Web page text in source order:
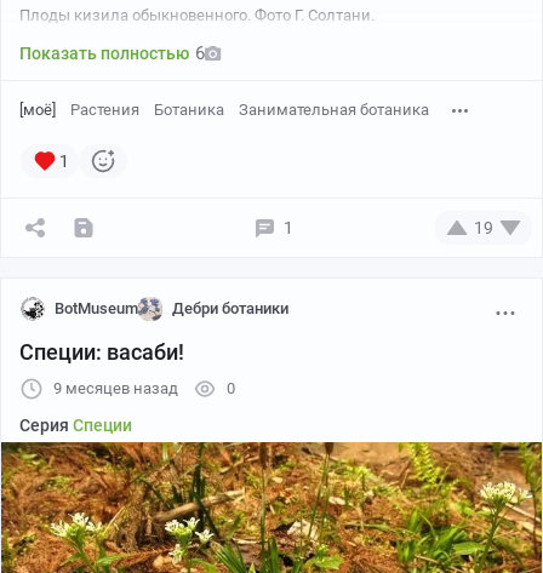
Плоды кизила обыкновенного. Фото Г. Солтани.
Показать полностью 6
[моё] Растения Ботаника Занимательная ботаника
1
1 19
BotMuseum Дебри ботаники
Специи: васаби!
9 месяцев назад 0
Серия Специи